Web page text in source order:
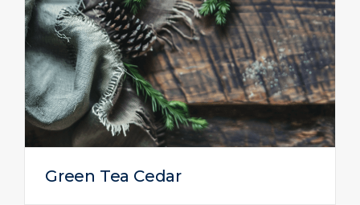
Green Tea Cedar